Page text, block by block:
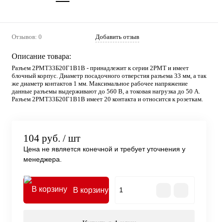
Отзывов: 0 Добавить отзыв
Описание товара:
Разъем 2РМТ33Б20Г1В1В - принадлежит к серии 2РМТ и имеет
блочный корпус. Диаметр посадочного отверстия разъема 33 мм, а так
же диаметр контактов 1 мм. Максимальное рабочее напряжение
данные разъемы выдерживают до 560 В, а токовая нагрузка до 50 А.
Разъем 2РМТ33Б20Г1В1В имеет 20 контакта и относится к розеткам.
104 руб. / шт
Цена не является конечной и требует уточнения у
менеджера.
В корзину